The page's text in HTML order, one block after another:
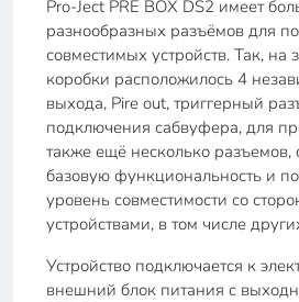
Pro-Ject PRE BOX DS2 имеет
разнообразных разъёмов для
совместимых устройств. Так, на
коробки расположилось 4
выхода, Pire out, триггерный
подключения сабвуфера, для
также ещё несколько
базовую функциональность и
уровень совместимости со
устройствами, в том числе
Устройство подключается к
внешний блок питания с